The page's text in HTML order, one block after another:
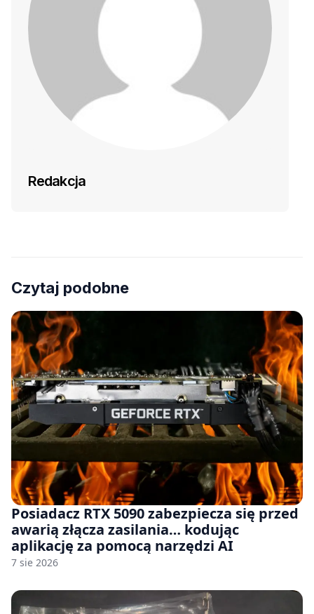
Redakcja
Czytaj podobne
Posiadacz RTX 5090 zabezpiecza się przed
awarią złącza zasilania… kodując
aplikację za pomocą narzędzi AI
7 sie 2026